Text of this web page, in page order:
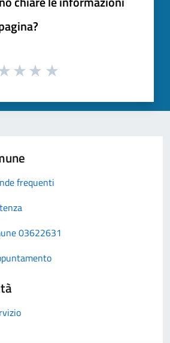
frequenti
03622631